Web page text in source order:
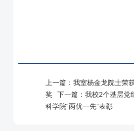
上一篇： 我室杨金龙院士荣
奖
下一篇： 我校2个基层党
科学院“两优一先”表彰